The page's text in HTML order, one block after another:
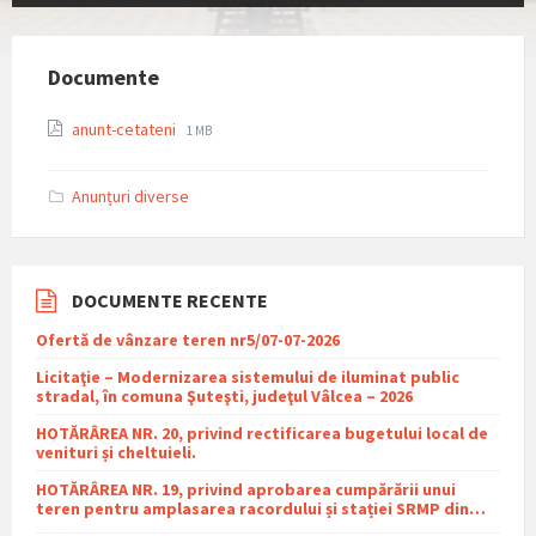
Documente
anunt-cetateni
File
File
1 MB
Anunțuri diverse
DOCUMENTE RECENTE
Ofertă de vânzare teren nr5/07-07-2026
Licitaţie – Modernizarea sistemului de iluminat public
stradal, în comuna Şuteşti, judeţul Vâlcea – 2026
HOTĂRÂREA NR. 20, privind rectificarea bugetului local de
venituri și cheltuieli.
HOTĂRÂREA NR. 19, privind aprobarea cumpărării unui
teren pentru amplasarea racordului și stației SRMP din